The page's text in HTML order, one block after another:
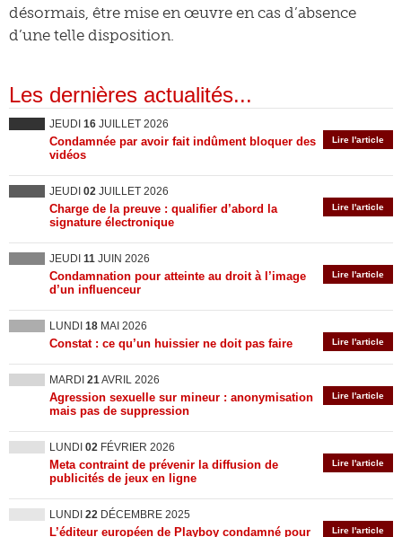
désormais, être mise en œuvre en cas d’absence
d’une telle disposition.
Les dernières actualités...
JEUDI 16 JUILLET 2026
Lire l'article
Condamnée par avoir fait indûment bloquer des
vidéos
JEUDI 02 JUILLET 2026
Lire l'article
Charge de la preuve : qualifier d’abord la
signature électronique
JEUDI 11 JUIN 2026
Lire l'article
Condamnation pour atteinte au droit à l’image
d’un influenceur
LUNDI 18 MAI 2026
Lire l'article
Constat : ce qu’un huissier ne doit pas faire
MARDI 21AVRIL 2026
Lire l'article
Agression sexuelle sur mineur : anonymisation
mais pas de suppression
LUNDI 02 FÉVRIER 2026
Lire l'article
Meta contraint de prévenir la diffusion de
publicités de jeux en ligne
LUNDI 22 DÉCEMBRE 2025
Lire l'article
L’éditeur européen de Playboy condamné pour